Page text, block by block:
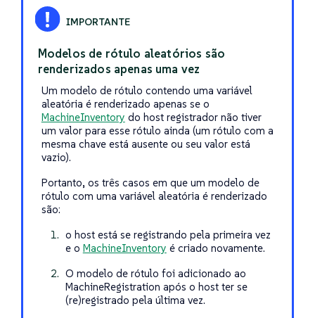
Modelos de rótulo aleatórios são
renderizados apenas uma vez
Um modelo de rótulo contendo uma variável
aleatória é renderizado apenas se o
MachineInventory do host registrador não tiver
um valor para esse rótulo ainda (um rótulo com a
mesma chave está ausente ou seu valor está
vazio).
Portanto, os três casos em que um modelo de
rótulo com uma variável aleatória é renderizado
são:
o host está se registrando pela primeira vez
e o MachineInventory é criado novamente.
O modelo de rótulo foi adicionado ao
MachineRegistration após o host ter se
(re)registrado pela última vez.